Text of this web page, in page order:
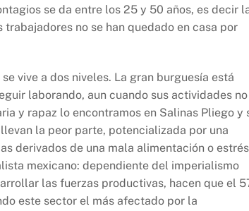
se da entre los 25 y 50 años, es decir
no se han quedado en casa por
vive a dos niveles. La gran burguesía está
laborando, aun cuando sus actividades no
y rapaz lo encontramos en Salinas Pliego y
la peor parte, potencializada por una
derivados de una mala alimentación o estrés
mexicano: dependiente del imperialismo
las fuerzas productivas, hacen que el
este sector el más afectado por la